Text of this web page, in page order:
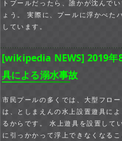
トプールだったら、誰かが沈んで
ょう。 実際に、プールに浮かべたバルーンアトラクションの下で子供が溺死
しています。
[wikipedia NEWS] 2019年
具による溺水事故
市民プールの多くでは、大型フロ
は、としまえんの水上設置遊具に
るからです。 水上遊具を設置していなくても、利用者が持ち込んだフロート
に引っかかって浮上できなくなるこ